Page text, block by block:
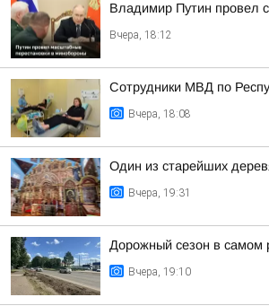
Владимир Путин провел
Вчера, 18:12
Сотрудники МВД по
Вчера, 18:08
Один из старейших
Вчера, 19:31
Дорожный сезон в самом
Вчера, 19:10